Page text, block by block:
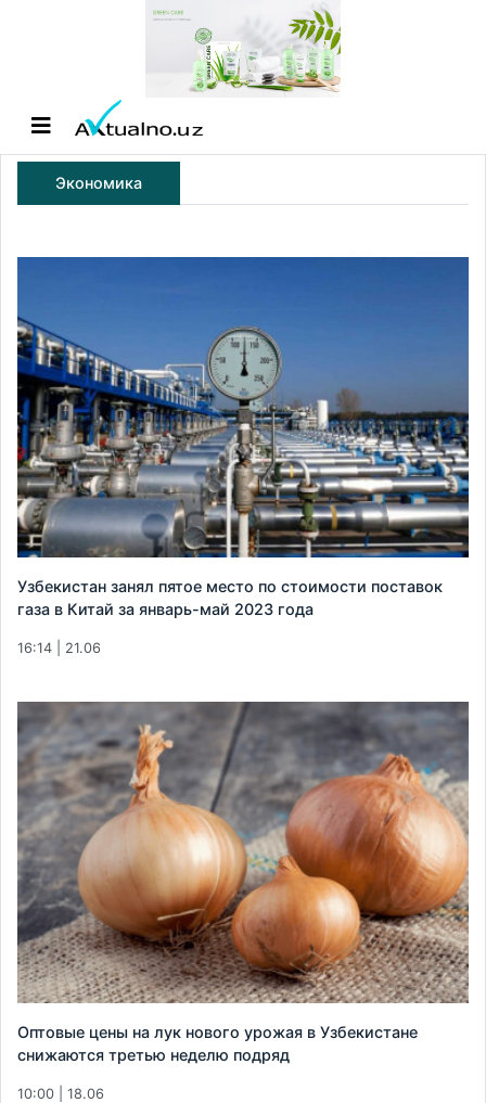
Экономика
Узбекистан занял пятое место по стоимости поставок
газа в Китай за январь-май 2023 года
16:14 | 21.06
Оптовые цены на лук нового урожая в Узбекистане
снижаются третью неделю подряд
10:00 | 18.06